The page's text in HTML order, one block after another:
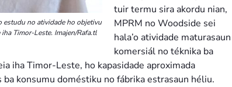
estudu no atividade ho objetivu
Timor-Leste. Imajen/Rafa.tl
tuir termu sira akordu nian,
MPRM no Woodside sei
hala’o atividade maturasaun
komersiál no téknika ba
iha Timor-Leste, ho kapasidade aproximada
konsumu doméstiku no fábrika estrasaun héliu.